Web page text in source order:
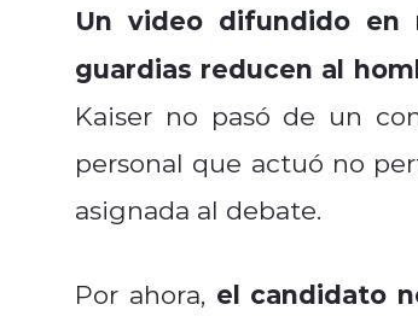
Un video difundido en
guardias reducen al
Kaiser no pasó de un
personal que actuó no
asignada al debate.
Por ahora, el candidato